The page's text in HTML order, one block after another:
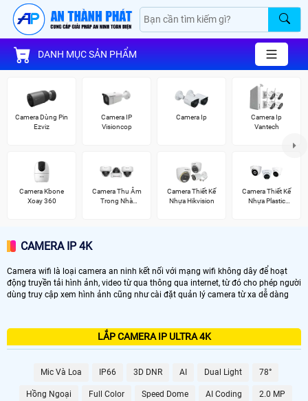
DANH MỤC SẢN PHẨM
Camera Dùng Pin
Ezviz
Camera IP
Visioncop
Camera Ip
Camera Ip
Vantech
Camera Kbone
Xoay 360
Camera Thu Âm
Trong Nhà
Camera Thiết Kế
Nhựa Hikvision
Camera Thiết Kế
Nhựa Plastic
CAMERA IP 4K
Camera wifi là loại camera an ninh kết nối với mạng wifi không dây để hoạt
động truyền tải hình ảnh, video từ qua thông qua internet, từ đó cho phép người
dùng truy cập xem hình ảnh cũng như cài đặt quản lý camera từ xa dễ dàng
LẮP CAMERA IP ULTRA 4K
Mic Và Loa IP66 3D DNR AI Dual Light 78°
Hồng Ngoại Full Color Speed Dome AI Coding 2.0 MP